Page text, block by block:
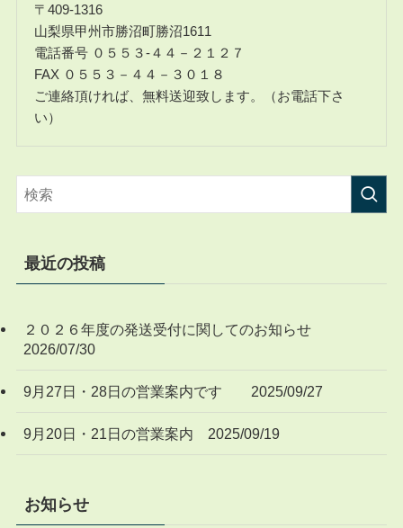
〒409-1316
山梨県甲州市勝沼町勝沼1611
電話番号 ０５５３-４４－２１２７
FAX ０５５３－４４－３０１８
ご連絡頂ければ、無料送迎致します。（お電話下さ
い）
最近の投稿
２０２６年度の発送受付に関してのお知らせ
2026/07/30
9月27日・28日の営業案内です 2025/09/27
9月20日・21日の営業案内 2025/09/19
お知らせ